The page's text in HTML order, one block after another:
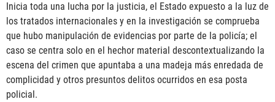
Inicia toda una lucha por la justicia, el Estado expuesto a la luz de
los tratados internacionales y en la investigación se comprueba
que hubo manipulación de evidencias por parte de la policía; el
caso se centra solo en el hechor material descontextualizando la
escena del crimen que apuntaba a una madeja más enredada de
complicidad y otros presuntos delitos ocurridos en esa posta
policial.